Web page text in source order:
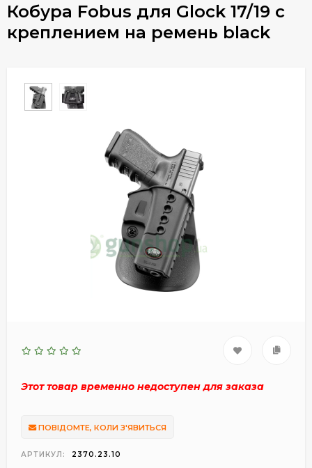
Кобура Fobus для Glock 17/19 с
креплением на ремень black
Этот товар временно недоступен для заказа
ПОВІДОМТЕ, КОЛИ З'ЯВИТЬСЯ
АРТИКУЛ: 2370.23.10